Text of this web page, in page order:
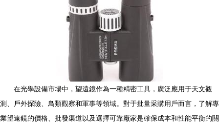
在光學設備市場中，望遠鏡作為一種精密工具，廣泛應用于天文觀
測、戶外探險、鳥類觀察和軍事等領域。對于批量采購用戶而言，了解專
業望遠鏡的價格、批發渠道以及選擇可靠廠家是確保成本和性能平衡的關